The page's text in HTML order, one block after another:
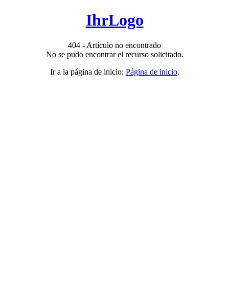
IhrLogo
404 - Artículo no encontrado
No se pudo encontrar el recurso solicitado.
Ir a la página de inicio: Página de inicio.